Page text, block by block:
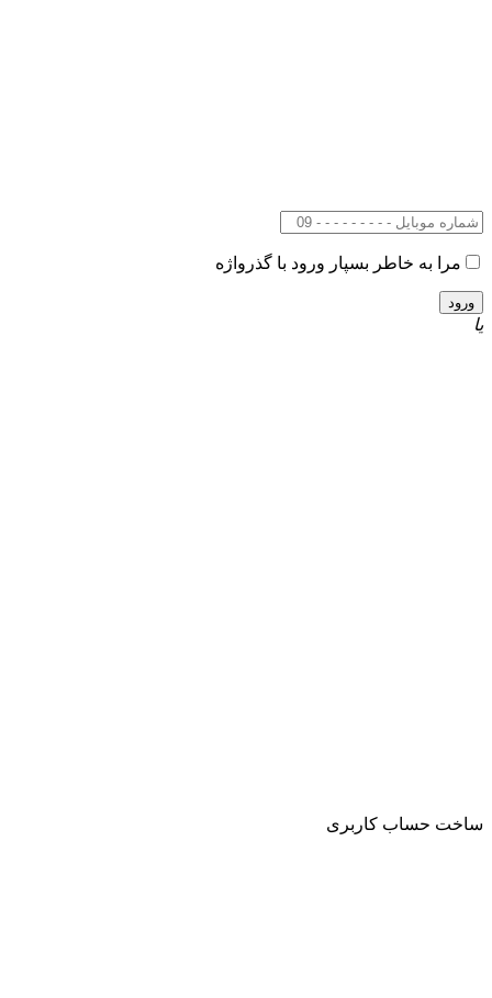
مرا به خاطر بسپار ورود با گذرواژه
یا
ساخت حساب کاربری